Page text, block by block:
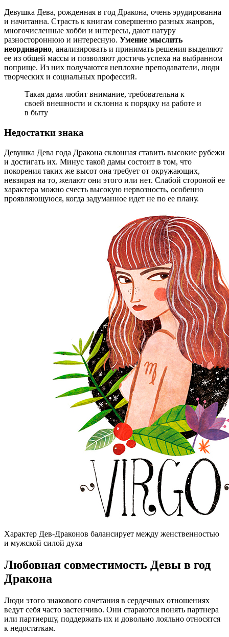
Девушка Дева, рожденная в год Дракона, очень эрудированна
и начитанна. Страсть к книгам совершенно разных жанров,
многочисленные хобби и интересы, дают натуру
разностороннюю и интересную. Умение мыслить
неординарно, анализировать и принимать решения выделяют
ее из общей массы и позволяют достичь успеха на выбранном
поприще. Из них получаются неплохие преподаватели, люди
творческих и социальных профессий.
Такая дама любит внимание, требовательна к
своей внешности и склонна к порядку на работе и
в быту
Недостатки знака
Девушка Дева года Дракона склонная ставить высокие рубежи
и достигать их. Минус такой дамы состоит в том, что
покорения таких же высот она требует от окружающих,
невзирая на то, желают они этого или нет. Слабой стороной ее
характера можно счесть высокую нервозность, особенно
проявляющуюся, когда задуманное идет не по ее плану.
Характер Дев-Драконов балансирует между женственностью
и мужской силой духа
Любовная совместимость Девы в год
Дракона
Люди этого знакового сочетания в сердечных отношениях
ведут себя часто застенчиво. Они стараются понять партнера
или партнершу, поддержать их и довольно лояльно относятся
к недостаткам.